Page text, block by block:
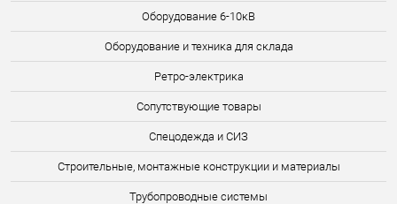
Оборудование 6-10кВ
Оборудование и техника для склада
Ретро-электрика
Сопутствующие товары
Спецодежда и СИЗ
Строительные, монтажные конструкции и материалы
Трубопроводные системы